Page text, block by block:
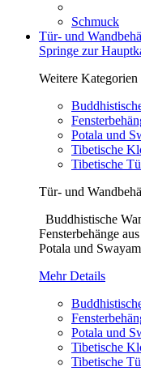
Schmuck
Tür- und
Springe zur
Weitere Kategorien
Potala und
Tibetische
Tibetische
Tür- und
Buddhistische
Fensterbehänge
Potala und
Mehr Details
Potala und
Tibetische
Tibetische